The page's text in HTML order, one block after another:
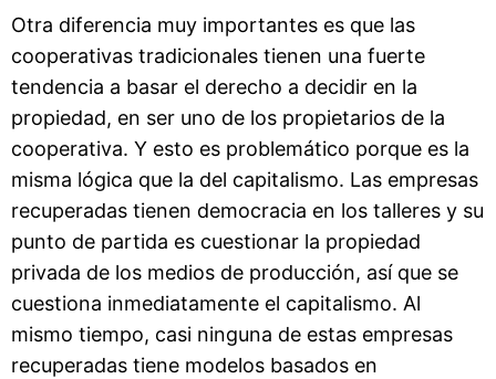
Otra diferencia muy importantes es que las
cooperativas tradicionales tienen una fuerte
tendencia a basar el derecho a decidir en la
propiedad, en ser uno de los propietarios de la
cooperativa. Y esto es problemático porque es la
misma lógica que la del capitalismo. Las empresas
recuperadas tienen democracia en los talleres y su
punto de partida es cuestionar la propiedad
privada de los medios de producción, así que se
cuestiona inmediatamente el capitalismo. Al
mismo tiempo, casi ninguna de estas empresas
recuperadas tiene modelos basados en